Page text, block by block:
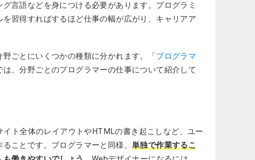
言語などを身につける必要があります。プログラミ
習得すればするほど仕事の幅が広がり、キャリアア
ごとにいくつかの種類に分かれます。「プログラマ
は、分野ごとのプログラマーの仕事について紹介して
ト全体のレイアウトやHTMLの書き起こしなど、ユー
ことです。プログラマーと同様、 単独で作業するこ